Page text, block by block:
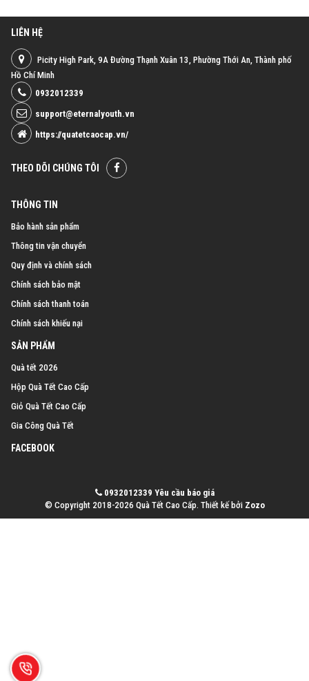
LIÊN HỆ
Picity High Park, 9A Đường Thạnh Xuân 13, Phường Thới An, Thành phố
Hồ Chí Minh
0932012339
support@eternalyouth.vn
https://quatetcaocap.vn/
THEO DÕI CHÚNG TÔI
THÔNG TIN
Bảo hành sản phẩm
Thông tin vận chuyển
Quy định và chính sách
Chính sách bảo mật
Chính sách thanh toán
Chính sách khiếu nại
SẢN PHẨM
Quà tết 2026
Hộp Quà Tết Cao Cấp
Giỏ Quà Tết Cao Cấp
Gia Công Quà Tết
FACEBOOK
0932012339 Yêu cầu báo giá
© Copyright 2018-2026 Quà Tết Cao Cấp. Thiết kế bởi Zozo